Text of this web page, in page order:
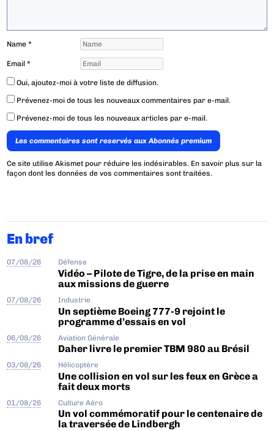
Name*
Email*
Oui, ajoutez-moi à votre liste de diffusion.
Prévenez-moi de tous les nouveaux commentaires par e-mail.
Prévenez-moi de tous les nouveaux articles par e-mail.
Les commentaires sont reservés aux Abonnés premium
Ce site utilise Akismet pour réduire les indésirables. En savoir plus sur la
façon dont les données de vos commentaires sont traitées.
En bref
07/08/26 Défense
Vidéo – Pilote de Tigre, de la prise en main
aux missions de guerre
07/08/26 Industrie
Un septième Boeing 777-9 rejoint le
programme d’essais en vol
06/08/26 Aviation Générale
Daher livre le premier TBM 980 au Brésil
03/08/26 Hélicoptère
Une collision en vol sur les feux en Grèce a
fait deux morts
01/08/26 Culture Aéro
Un vol commémoratif pour le centenaire de
la traversée de Lindbergh